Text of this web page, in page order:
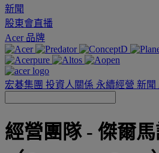
新聞
股東會直播
Acer 品牌
宏碁集團 投資人關係 永續經營 新聞
經營團隊 - 傑爾